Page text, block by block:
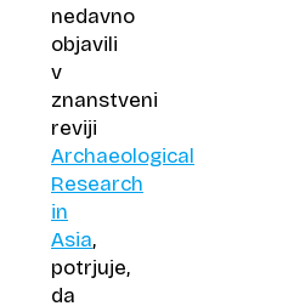
nedavno
objavili
v
znanstveni
reviji
Archaeological
Research
in
Asia,
potrjuje,
da